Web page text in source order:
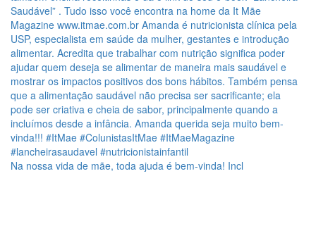
Na nossa vida de mãe, toda ajuda é bem-vinda! Incl